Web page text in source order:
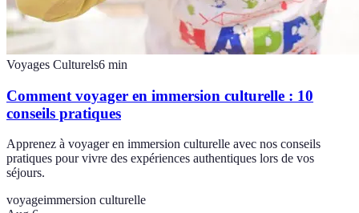
Voyages Culturels6 min
Comment voyager en immersion culturelle : 10
conseils pratiques
Apprenez à voyager en immersion culturelle avec nos conseils
pratiques pour vivre des expériences authentiques lors de vos
séjours.
voyageimmersion culturelle